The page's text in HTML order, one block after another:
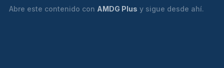
Abre este contenido con AMDG Plus y sigue desde ahí.